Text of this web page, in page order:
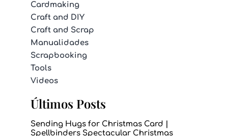
Cardmaking
Craft and DIY
Craft and Scrap
Manualidades
Scrapbooking
Tools
Videos
Últimos Posts
Sending Hugs for Christmas Card |
Spellbinders Spectacular Christmas